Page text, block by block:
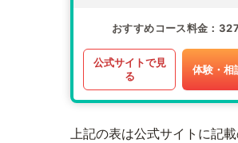
おすすめコース料金
公式サイトで見
る
体験・相
上記の表は公式サイトに記